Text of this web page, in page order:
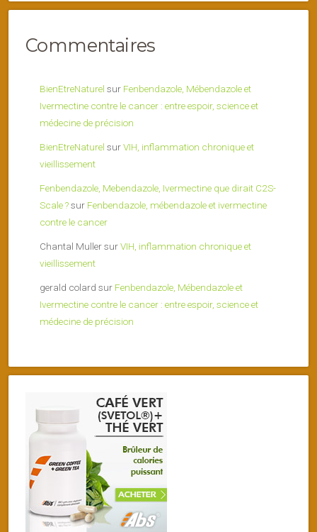
Commentaires
BienEtreNaturel sur Fenbendazole, Mébendazole et
Ivermectine contre le cancer : entre espoir, science et
médecine de précision
BienEtreNaturel surVIH, inflammation chronique et
vieillissement
Fenbendazole, Mebendazole, Ivermectine que dirait C2S-
Scale ?sur Fenbendazole, mébendazole et ivermectine
contre le cancer
Chantal MullersurVIH, inflammation chronique et
vieillissement
gerald colard sur Fenbendazole, Mébendazole et
Ivermectine contre le cancer : entre espoir, science et
médecine de précision